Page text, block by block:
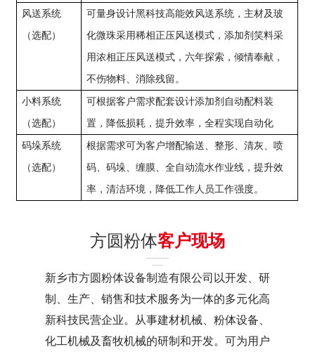
风送系统
（选配）
可量身设计黑科技高能效风送系统，主材及玻
化微珠采用稀相正压风送模式，添加剂笑料采
用浓相正压风送模式，六年探索，倾情奉献，
不伤物料、消除残留。
小料系统
（选配）
可根据客户需求配套设计添加剂自动配料装
置，降低损耗，提升效率，全程实现自动化
码垛系统
（选配）
根据需求可为客户增配输送、整形、清灰、喷
码、码垛、缠膜、全自动流水作业线，提升效
率，清洁环境，降低工作人员工作强度。
方圆粉体客户现场
新乡市方圆粉体设备制造有限公司以开发、研
制、生产、销售和技术服务为一体的多元化高
新科技民营企业。从事建材机械、粉体设备、
化工机械及畜牧机械的研制和开发。可为用户